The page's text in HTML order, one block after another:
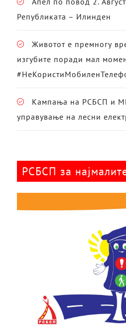
Републиката – Илинден
Животот е премногу
изгубите поради мал
Кампања на РСБСП и
управување на лесни
РСБСП за